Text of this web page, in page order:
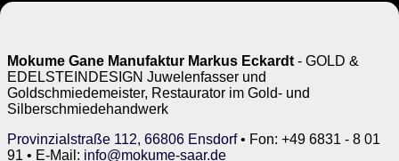
Mokume Gane Manufaktur Markus Eckardt - GOLD &
EDELSTEINDESIGN Juwelenfasser und
Goldschmiedemeister, Restaurator im Gold- und
Silberschmiedehandwerk
Provinzialstraße 112, 66806 Ensdorf• Fon: +49 6831 - 8 01
91 • E-Mail: info@mokume-saar.de